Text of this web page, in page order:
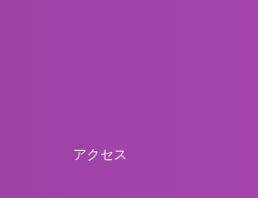
アクセス